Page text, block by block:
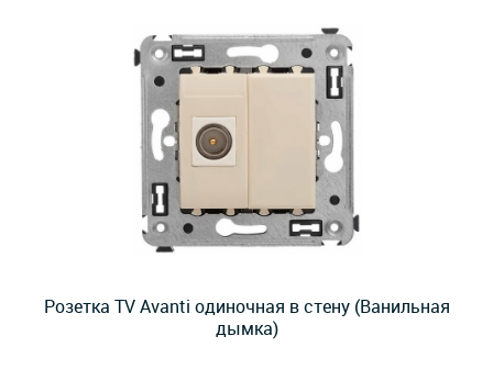
Розетка TV Avanti одиночная в стену (Ванильная
дымка)